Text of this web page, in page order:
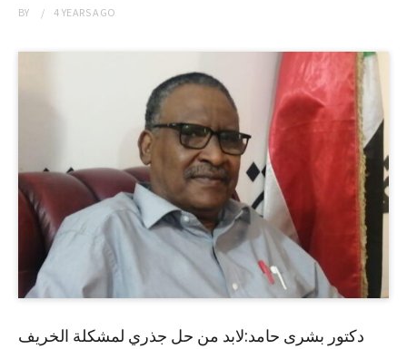
BY 4 YEARSAGO
دكتور بشرى حامد:لابد من حل جذري لمشكلة الخريف